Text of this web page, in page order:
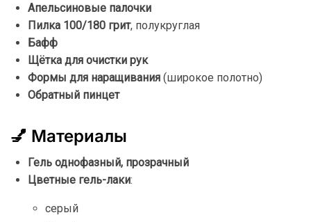
Апельсиновые палочки
Пилка 100/180 грит, полукруглая
Бафф
Щётка для очистки рук
Формы для наращивания (широкое полотно)
Обратный пинцет
💅 Материалы
Гель однофазный, прозрачный
Цветные гель-лаки:
серый